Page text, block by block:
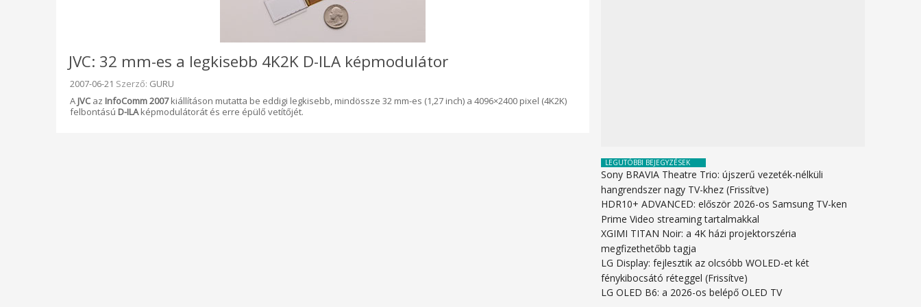
JVC: 32 mm-es a legkisebb 4K2K D-ILA képmodulátor
Beküldve:
2007-06-21 Szerző: GURU
A JVC az InfoComm 2007kiállításon mutatta be eddigi legkisebb, mindössze 32 mm-es (1,27 inch) a 4096×2400 pixel (4K2K)
felbontású D-ILAképmodulátorát és erre épülő vetítőjét.
LEGUTÓBBI BEJEGYZÉSEK
Sony BRAVIA Theatre Trio: újszerű vezeték-nélküli
hangrendszer nagy TV-khez (Frissítve)
HDR10+ ADVANCED: először 2026-os Samsung TV-ken
Prime Video streaming tartalmakkal
XGIMI TITAN Noir: a 4K házi projektorszéria
megfizethetőbb tagja
LG Display: fejlesztik az olcsóbb WOLED-et két
fénykibocsátó réteggel (Frissítve)
LG OLED B6: a 2026-os belépő OLED TV